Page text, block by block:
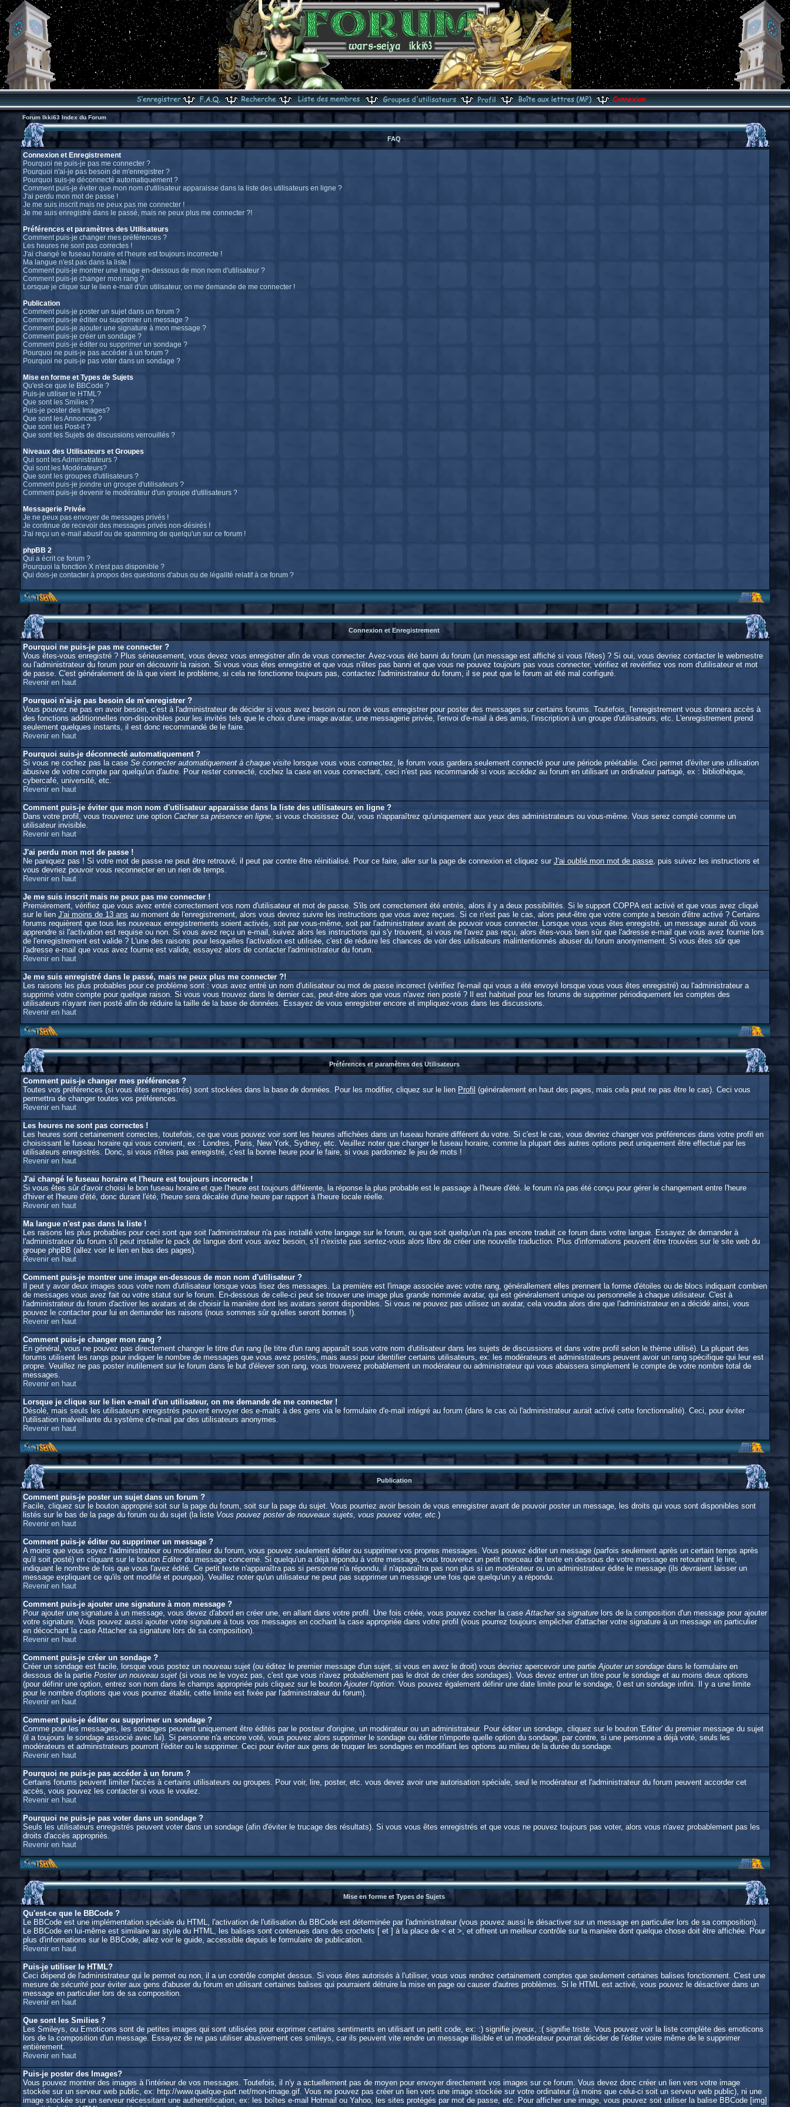
Forum Ikki63 Index du Forum
FAQ
Connexion et Enregistrement
Pourquoi ne puis-je pas me connecter ?
Pourquoi n'ai-je pas besoin de m'enregistrer ?
Pourquoi suis-je déconnecté automatiquement ?
Comment puis-je éviter que mon nom d'utilisateur apparaisse dans la liste des utilisateurs en ligne ?
J'ai perdu mon mot de passe !
Je me suis inscrit mais ne peux pas me connecter !
Je me suis enregistré dans le passé, mais ne peux plus me connecter ?!
Préférences et paramètres des Utilisateurs
Comment puis-je changer mes préférences ?
Les heures ne sont pas correctes !
J'ai changé le fuseau horaire et l'heure est toujours incorrecte !
Ma langue n'est pas dans la liste !
Comment puis-je montrer une image en-dessous de mon nom d'utilisateur ?
Comment puis-je changer mon rang ?
Lorsque je clique sur le lien e-mail d'un utilisateur, on me demande de me connecter !
Publication
Comment puis-je poster un sujet dans un forum ?
Comment puis-je éditer ou supprimer un message ?
Comment puis-je ajouter une signature à mon message ?
Comment puis-je créer un sondage ?
Comment puis-je éditer ou supprimer un sondage ?
Pourquoi ne puis-je pas accéder à un forum ?
Pourquoi ne puis-je pas voter dans un sondage ?
Mise en forme et Types de Sujets
Qu'est-ce que le BBCode ?
Puis-je utiliser le HTML?
Que sont les Smilies ?
Puis-je poster des Images?
Que sont les Annonces ?
Que sont les Post-it ?
Que sont les Sujets de discussions verrouillés ?
Niveaux des Utilisateurs et Groupes
Qui sont les Administrateurs ?
Qui sont les Modérateurs?
Que sont les groupes d'utilisateurs ?
Comment puis-je joindre un groupe d'utilisateurs ?
Comment puis-je devenir le modérateur d'un groupe d'utilisateurs ?
Messagerie Privée
Je ne peux pas envoyer de messages privés !
Je continue de recevoir des messages privés non-désirés !
J'ai reçu un e-mail abusif ou de spamming de quelqu'un sur ce forum !
phpBB 2
Qui a écrit ce forum ?
Pourquoi la fonction X n'est pas disponible ?
Qui dois-je contacter à propos des questions d'abus ou de légalité relatif à ce forum ?
Connexion et Enregistrement
Pourquoi ne puis-je pas me connecter ?
Vous êtes-vous enregistré ? Plus sérieusement, vous devez vous enregistrer afin de vous connecter. Avez-vous été banni du forum (un message est affiché si vous l'êtes) ? Si oui, vous devriez contacter le webmestre
ou l'administrateur du forum pour en découvrir la raison. Si vous vous êtes enregistré et que vous n'êtes pas banni et que vous ne pouvez toujours pas vous connecter, vérifiez et revérifiez vos nom d'utilisateur et mot
de passe. C'est généralement de là que vient le problème, si cela ne fonctionne toujours pas, contactez l'administrateur du forum, il se peut que le forum ait été mal configuré.
Revenir en haut
Pourquoi n'ai-je pas besoin de m'enregistrer ?
Vous pouvez ne pas en avoir besoin, c'est à l'administrateur de décider si vous avez besoin ou non de vous enregistrer pour poster des messages sur certains forums. Toutefois, l'enregistrement vous donnera accès à
des fonctions additionnelles non-disponibles pour les invités tels que le choix d'une image avatar, une messagerie privée, l'envoi d'e-mail à des amis, l'inscription à un groupe d'utilisateurs, etc. L'enregistrement prend
seulement quelques instants, il est donc recommandé de le faire.
Revenir en haut
Pourquoi suis-je déconnecté automatiquement ?
Si vous ne cochez pas la case Se connecter automatiquement à chaque visite lorsque vous vous connectez, le forum vous gardera seulement connecté pour une période préétablie. Ceci permet d'éviter une utilisation
abusive de votre compte par quelqu'un d'autre. Pour rester connecté, cochez la case en vous connectant, ceci n'est pas recommandé si vous accédez au forum en utilisant un ordinateur partagé, ex : bibliothèque,
cybercafé, université, etc.
Revenir en haut
Comment puis-je éviter que mon nom d'utilisateur apparaisse dans la liste des utilisateurs en ligne ?
Dans votre profil, vous trouverez une option Cacher sa présence en ligne, si vous choisissez Oui, vous n'apparaîtrez qu'uniquement aux yeux des administrateurs ou vous-même. Vous serez compté comme un
utilisateur invisible.
Revenir en haut
J'ai perdu mon mot de passe !
Ne paniquez pas ! Si votre mot de passe ne peut être retrouvé, il peut par contre être réinitialisé. Pour ce faire, aller sur la page de connexion et cliquez sur J'ai oublié mon mot de passe, puis suivez les instructions et
vous devriez pouvoir vous reconnecter en un rien de temps.
Revenir en haut
Je me suis inscrit mais ne peux pas me connecter !
Premièrement, vérifiez que vous avez entré correctement vos nom d'utilisateur et mot de passe. S'ils ont correctement été entrés, alors il y a deux possibilités. Si le support COPPA est activé et que vous avez cliqué
sur le lien J'ai moins de 13 ans au moment de l'enregistrement, alors vous devrez suivre les instructions que vous avez reçues. Si ce n'est pas le cas, alors peut-être que votre compte a besoin d'être activé ? Certains
forums requièrent que tous les nouveaux enregistrements soient activés, soit par vous-même, soit par l'administrateur avant de pouvoir vous connecter. Lorsque vous vous êtes enregistré, un message aurait dû vous
apprendre si l'activation est requise ou non. Si vous avez reçu un e-mail, suivez alors les instructions qui s'y trouvent, si vous ne l'avez pas reçu, alors êtes-vous bien sûr que l'adresse e-mail que vous avez fournie lors
de l'enregistrement est valide ? L'une des raisons pour lesquelles l'activation est utilisée, c'est de réduire les chances de voir des utilisateurs malintentionnés abuser du forum anonymement. Si vous êtes sûr que
l'adresse e-mail que vous avez fournie est valide, essayez alors de contacter l'administrateur du forum.
Revenir en haut
Je me suis enregistré dans le passé, mais ne peux plus me connecter ?!
Les raisons les plus probables pour ce problème sont : vous avez entré un nom d'utilisateur ou mot de passe incorrect (vérifiez l'e-mail qui vous a été envoyé lorsque vous vous êtes enregistré) ou l'administrateur a
supprimé votre compte pour quelque raison. Si vous vous trouvez dans le dernier cas, peut-être alors que vous n'avez rien posté ? Il est habituel pour les forums de supprimer périodiquement les comptes des
utilisateurs n'ayant rien posté afin de réduire la taille de la base de données. Essayez de vous enregistrer encore et impliquez-vous dans les discussions.
Revenir en haut
Préférences et paramètres des Utilisateurs
Comment puis-je changer mes préférences ?
Toutes vos préférences (si vous êtes enregistrés) sont stockées dans la base de données. Pour les modifier, cliquez sur le lien Profil (généralement en haut des pages, mais cela peut ne pas être le cas). Ceci vous
permettra de changer toutes vos préférences.
Revenir en haut
Les heures ne sont pas correctes !
Les heures sont certainement correctes, toutefois, ce que vous pouvez voir sont les heures affichées dans un fuseau horaire différent du votre. Si c'est le cas, vous devriez changer vos préférences dans votre profil en
choisissant le fuseau horaire qui vous convient, ex : Londres, Paris, New York, Sydney, etc. Veuillez noter que changer le fuseau horaire, comme la plupart des autres options peut uniquement être effectué par les
utilisateurs enregistrés. Donc, si vous n'êtes pas enregistré, c'est la bonne heure pour le faire, si vous pardonnez le jeu de mots !
Revenir en haut
J'ai changé le fuseau horaire et l'heure est toujours incorrecte !
Si vous êtes sûr d'avoir choisi le bon fuseau horaire et que l'heure est toujours différente, la réponse la plus probable est le passage à l'heure d'été. le forum n'a pas été conçu pour gérer le changement entre l'heure
d'hiver et l'heure d'été, donc durant l'été, l'heure sera décalée d'une heure par rapport à l'heure locale réelle.
Revenir en haut
Ma langue n'est pas dans la liste !
Les raisons les plus probables pour ceci sont que soit l'administrateur n'a pas installé votre langage sur le forum, ou que soit quelqu'un n'a pas encore traduit ce forum dans votre langue. Essayez de demander à
l'administrateur du forum s'il peut installer le pack de langue dont vous avez besoin, s'il n'existe pas sentez-vous alors libre de créer une nouvelle traduction. Plus d'informations peuvent être trouvées sur le site web du
groupe phpBB (allez voir le lien en bas des pages).
Revenir en haut
Comment puis-je montrer une image en-dessous de mon nom d'utilisateur ?
Il peut y avoir deux images sous votre nom d'utilisateur lorsque vous lisez des messages. La première est l'image associée avec votre rang, générallement elles prennent la forme d'étoiles ou de blocs indiquant combien
de messages vous avez fait ou votre statut sur le forum. En-dessous de celle-ci peut se trouver une image plus grande nommée avatar, qui est généralement unique ou personnelle à chaque utilisateur. C'est à
l'administrateur du forum d'activer les avatars et de choisir la manière dont les avatars seront disponibles. Si vous ne pouvez pas utilisez un avatar, cela voudra alors dire que l'administrateur en a décidé ainsi, vous
pouvez le contacter pour lui en demander les raisons (nous sommes sûr qu'elles seront bonnes !).
Revenir en haut
Comment puis-je changer mon rang ?
En général, vous ne pouvez pas directement changer le titre d'un rang (le titre d'un rang apparaît sous votre nom d'utilisateur dans les sujets de discussions et dans votre profil selon le thème utilisé). La plupart des
forums utilisent les rangs pour indiquer le nombre de messages que vous avez postés, mais aussi pour identifier certains utilisateurs, ex: les modérateurs et administrateurs peuvent avoir un rang spécifique qui leur est
propre. Veuillez ne pas poster inutilement sur le forum dans le but d'élever son rang, vous trouverez probablement un modérateur ou administrateur qui vous abaissera simplement le compte de votre nombre total de
messages.
Revenir en haut
Lorsque je clique sur le lien e-mail d'un utilisateur, on me demande de me connecter !
Désolé, mais seuls les utilisateurs enregistrés peuvent envoyer des e-mails à des gens via le formulaire d'e-mail intégré au forum (dans le cas où l'administrateur aurait activé cette fonctionnalité). Ceci, pour éviter
l'utilisation malveillante du système d'e-mail par des utilisateurs anonymes.
Revenir en haut
Publication
Comment puis-je poster un sujet dans un forum ?
Facile, cliquez sur le bouton approprié soit sur la page du forum, soit sur la page du sujet. Vous pourriez avoir besoin de vous enregistrer avant de pouvoir poster un message, les droits qui vous sont disponibles sont
listés sur le bas de la page du forum ou du sujet (la liste Vous pouvez poster de nouveaux sujets, vous pouvez voter, etc.)
Revenir en haut
Comment puis-je éditer ou supprimer un message ?
A moins que vous soyez l'administrateur ou modérateur du forum, vous pouvez seulement éditer ou supprimer vos propres messages. Vous pouvez éditer un message (parfois seulement après un certain temps après
qu'il soit posté) en cliquant sur le bouton Editerdu message concerné. Si quelqu'un a déjà répondu à votre message, vous trouverez un petit morceau de texte en dessous de votre message en retournant le lire,
indiquant le nombre de fois que vous l'avez édité. Ce petit texte n'apparaîtra pas si personne n'a répondu, il n'apparaîtra pas non plus si un modérateur ou un administrateur édite le message (ils devraient laisser un
message expliquant ce qu'ils ont modifié et pourquoi). Veuillez noter qu'un utilisateur ne peut pas supprimer un message une fois que quelqu'un y a répondu.
Revenir en haut
Comment puis-je ajouter une signature à mon message ?
Pour ajouter une signature à un message, vous devez d'abord en créer une, en allant dans votre profil. Une fois créée, vous pouvez cocher la caseAttacher sa signature lors de la composition d'un message pour ajouter
votre signature. Vous pouvez aussi ajouter votre signature à tous vos messages en cochant la case appropriée dans votre profil (vous pourrez toujours empêcher d'attacher votre signature à un message en particulier
en décochant la case Attacher sa signature lors de sa composition).
Revenir en haut
Comment puis-je créer un sondage ?
Créer un sondage est facile, lorsque vous postez un nouveau sujet (ou éditez le premier message d'un sujet, si vous en avez le droit) vous devriez apercevoir une partieAjouter un sondage dans le formulaire en
dessous de la partie Poster un nouveau sujet (si vous ne le voyez pas, c'est que vous n'avez probablement pas le droit de créer des sondages). Vous devez entrer un titre pour le sondage et au moins deux options
(pour définir une option, entrez son nom dans le champs appropriée puis cliquez sur le boutonAjouter l'option. Vous pouvez également définir une date limite pour le sondage, 0 est un sondage infini. Il y a une limite
pour le nombre d'options que vous pourrez établir, cette limite est fixée par l'administrateur du forum).
Revenir en haut
Comment puis-je éditer ou supprimer un sondage ?
Comme pour les messages, les sondages peuvent uniquement être édités par le posteur d'origine, un modérateur ou un administrateur. Pour éditer un sondage, cliquez sur le bouton 'Editer' du premier message du sujet
(il a toujours le sondage associé avec lui). Si personne n'a encore voté, vous pouvez alors supprimer le sondage ou éditer n'importe quelle option du sondage, par contre, si une personne a déjà voté, seuls les
modérateurs et administrateurs pourront l'éditer ou le supprimer. Ceci pour éviter aux gens de truquer les sondages en modifiant les options au milieu de la durée du sondage.
Revenir en haut
Pourquoi ne puis-je pas accéder à un forum ?
Certains forums peuvent limiter l'accès à certains utilisateurs ou groupes. Pour voir, lire, poster, etc. vous devez avoir une autorisation spéciale, seul le modérateur et l'administrateur du forum peuvent accorder cet
accès, vous pouvez les contacter si vous le voulez.
Revenir en haut
Pourquoi ne puis-je pas voter dans un sondage ?
Seuls les utilisateurs enregistrés peuvent voter dans un sondage (afin d'éviter le trucage des résultats). Si vous vous êtes enregistrés et que vous ne pouvez toujours pas voter, alors vous n'avez probablement pas les
droits d'accès appropriés.
Revenir en haut
Mise en forme et Types de Sujets
Qu'est-ce que le BBCode ?
Le BBCode est une implémentation spéciale du HTML, l'activation de l'utilisation du BBCode est déterminée par l'administrateur (vous pouvez aussi le désactiver sur un message en particulier lors de sa composition).
Le BBCode en lui-même est similaire au styile du HTML, les balises sont contenues dans des crochets [ et ] à la place de < et >, et offrent un meilleur contrôle sur la manière dont quelque chose doit être affichée. Pour
plus d'informations sur le BBCode, allez voir le guide, accessible depuis le formulaire de publication.
Revenir en haut
Puis-je utiliser le HTML?
Ceci dépend de l'administrateur qui le permet ou non, il a un contrôle complet dessus. Si vous êtes autorisés à l'utiliser, vous vous rendrez certainement comptes que seulement certaines balises fonctionnent. C'est une
mesure de sécurité pour éviter aux gens d'abuser du forum en utilisant certaines balises qui pourraient détruire la mise en page ou causer d'autres problèmes. Si le HTML est activé, vous pouvez le désactiver dans un
message en particulier lors de sa composition.
Revenir en haut
Que sont les Smilies ?
Les Smileys, ou Emoticons sont de petites images qui sont utilisées pour exprimer certains sentiments en utilisant un petit code, ex: :) signifie joyeux, :( signifie triste. Vous pouvez voir la liste complète des emoticons
lors de la composition d'un message. Essayez de ne pas utiliser abusivement ces smileys, car ils peuvent vite rendre un message illisible et un modérateur pourrait décider de l'éditer voire même de le supprimer
entièrement.
Revenir en haut
Puis-je poster des Images?
Vous pouvez montrer des images à l'intérieur de vos messages. Toutefois, il n'y a actuellement pas de moyen pour envoyer directement vos images sur ce forum. Vous devez donc créer un lien vers votre image
stockée sur un serveur web public, ex: http://www.quelque-part.net/mon-image.gif. Vous ne pouvez pas créer un lien vers une image stockée sur votre ordinateur (à moins que celui-ci soit un serveur web public), ni une
image stockée sur un serveur nécessitant une authentification, ex: les boîtes e-mail Hotmail ou Yahoo, les sites protégés par mot de passe, etc. Pour afficher une image, vous pouvez soit utiliser la balise BBCode [img]